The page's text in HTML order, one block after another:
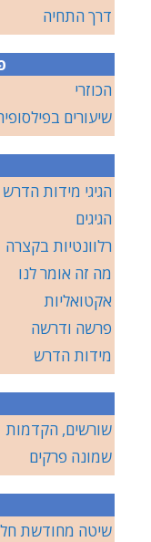
דרך התחיה
הכוזרי
שיעורים
הגיגי מידות הדרש
הגיגים
רלוונטיות בקצרה
מה זה אומר לנו
אקטואליות
פרשה ודרשה
מידות הדרש
שורשים, הקדמות
שמונה פרקים
שיטה מחודשת